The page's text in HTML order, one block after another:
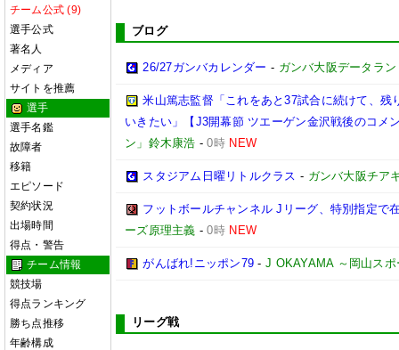
チーム公式 (9)
選手公式
著名人
メディア
サイトを推薦
選手
選手名鑑
故障者
移籍
エピソード
契約状況
出場時間
得点・警告
チーム情報
競技場
得点ランキング
勝ち点推移
年齢構成
ブログ
26/27ガンバカレンダー - ガンバ大阪データラ
米山篤志監督「これをあと37試合に続けて、
いきたい」【J3開幕節 ツエーゲン金沢戦後のコメ
ン」鈴木康浩 -0時 NEW
スタジアム日曜リトルクラス - ガンバ大阪チア
フットボールチャンネル Jリーグ、特別指定で
ーズ原理主義 -0時 NEW
がんばれ!ニッポン79 -J OKAYAMA ～岡山ス
リーグ戦